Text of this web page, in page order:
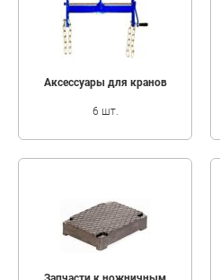
Аксессуары для кранов
6 шт.